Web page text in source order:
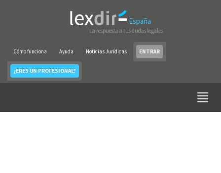
España
La respuesta a tus dudas legales
Cómo funciona Ayuda Noticias Jurídicas ENTRAR
¿ERES UN PROFESIONAL?